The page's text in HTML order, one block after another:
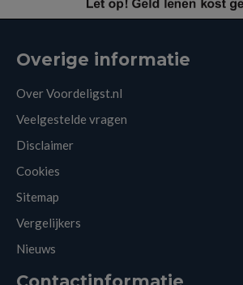
Overige informatie
Over Voordeligst.nl
Veelgestelde vragen
Disclaimer
Cookies
Sitemap
Vergelijkers
Nieuws